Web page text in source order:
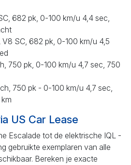
682 pk, 0-100 km/u 4,4 sec,
V8 SC, 682 pk, 0-100 km/u 4,5
750 pk, 0-100 km/u 4,7 sec, 750
750 pk - 0-100 km/u 4,7 sec,
US Car Lease
Escalade tot de elektrische IQL -
gebruikte exemplaren van alle
Bereken je exacte